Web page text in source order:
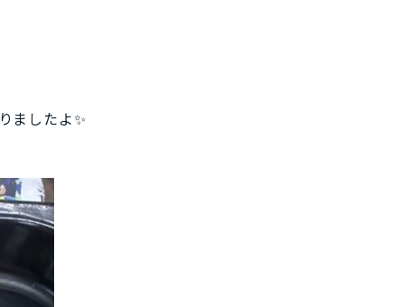
ましたよ✨